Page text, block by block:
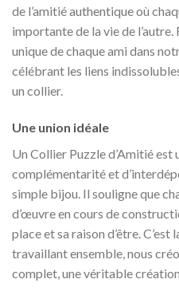
de l’amitié authentique où
importante de la vie de
unique de chaque ami dans
célébrant les liens
un collier.
Une union idéale
Un Collier Puzzle d’Amitié est
complémentarité et
simple bijou. Il souligne que
d’œuvre en cours de
place et sa raison d’être. C’est
travaillant ensemble, nous
complet, une véritable